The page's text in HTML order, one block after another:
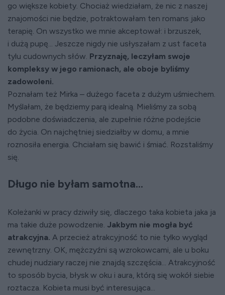
go większe kobiety. Chociaż wiedziałam, że nic z naszej
znajomości nie będzie, potraktowałam ten romans jako
terapię. On wszystko we mnie akceptował: i brzuszek,
i dużą pupę... Jeszcze nigdy nie usłyszałam z ust faceta
tylu cudownych słów. Przyznaję, leczyłam swoje
kompleksy w jego ramionach, ale oboje byliśmy
zadowoleni.
Poznałam też Mirka – dużego faceta z dużym uśmiechem.
Myślałam, że będziemy parą idealną. Mieliśmy za sobą
podobne doświadczenia, ale zupełnie różne podejście
do życia. On najchętniej siedziałby w domu, a mnie
roznosiła energia. Chciałam się bawić i śmiać. Rozstaliśmy
się.
Długo nie byłam samotna...
Koleżanki w pracy dziwiły się, dlaczego taka kobieta jaka ja
ma takie duże powodzenie. Jakbym nie mogła być
atrakcyjna. A przecież atrakcyjność to nie tylko wygląd
zewnętrzny. OK, mężczyźni są wzrokowcami, ale u boku
chudej nudziary raczej nie znajdą szczęścia... Atrakcyjność
to sposób bycia, błysk w oku i aura, którą się wokół siebie
roztacza. Kobieta musi być interesująca...